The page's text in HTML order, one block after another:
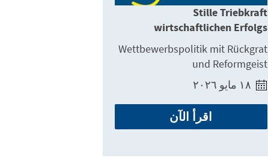
Stille Triebkraft
wirtschaftlichen Erfolgs
Wettbewerbspolitik mit Rückgrat
und Reformgeist
اقرأ الآن